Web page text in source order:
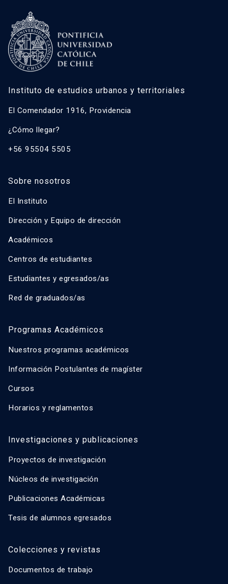
Instituto de estudios urbanos y territoriales
El Comendador 1916, Providencia
¿Cómo llegar?
+56 95504 5505
Sobre nosotros
El Instituto
Dirección y Equipo de dirección
Académicos
Centros de estudiantes
Estudiantes y egresados/as
Red de graduados/as
Programas Académicos
Nuestros programas académicos
Información Postulantes de magíster
Cursos
Horarios y reglamentos
Investigaciones y publicaciones
Proyectos de investigación
Núcleos de investigación
Publicaciones Académicas
Tesis de alumnos egresados
Colecciones y revistas
Documentos de trabajo